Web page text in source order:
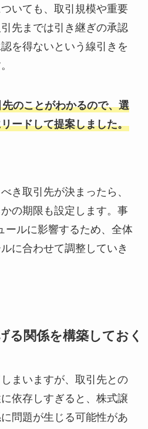
いても、取引規模や重要
先までは引き継ぎの承認
を得ないという線引きを
のことがわかるので、選
ードして提案しました。
き取引先が決まったら、
の期限も設定します。事
ールに影響するため、全体
に合わせて調整していき
る関係を構築しておく
まいますが、取引先との
依存しすぎると、株式譲
問題が生じる可能性があ